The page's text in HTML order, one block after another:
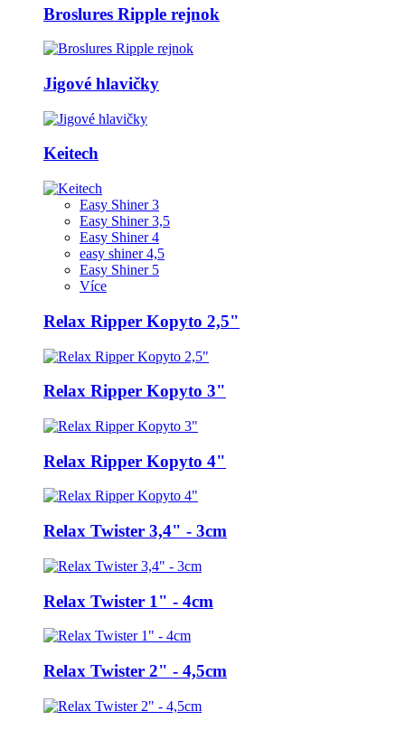
Broslures Ripple rejnok
Jigové hlavičky
Keitech
Easy Shiner 3
Easy Shiner 3,5
Easy Shiner 4
easy shiner 4,5
Easy Shiner 5
Více
Relax Ripper Kopyto 2,5"
Relax Ripper Kopyto 3"
Relax Ripper Kopyto 4"
Relax Twister 3,4" - 3cm
Relax Twister 1" - 4cm
Relax Twister 2" - 4,5cm